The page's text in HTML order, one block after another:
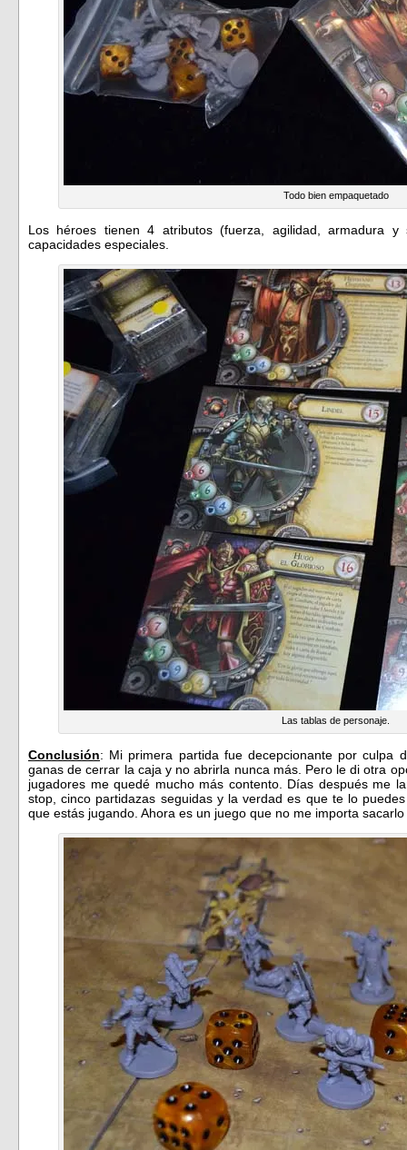
Todo bien empaquetado
Los héroes tienen 4 atributos (fuerza, agilidad, armadura
capacidades especiales.
Las tablas de personaje.
Conclusión: Mi primera partida fue decepcionante por culpa
ganas de cerrar la caja y no abrirla nunca más. Pero le di otra
jugadores me quedé mucho más contento. Días después me
stop, cinco partidazas seguidas y la verdad es que te lo
que estás jugando. Ahora es un juego que no me importa